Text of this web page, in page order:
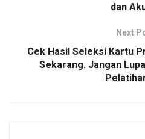
dan
Next
Cek Hasil Seleksi Kartu
Sekarang. Jangan